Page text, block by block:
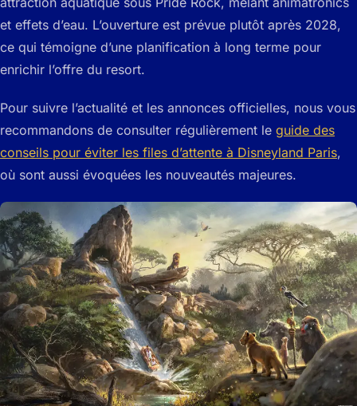
et effets d’eau. L’ouverture est prévue plutôt après 2028,
ce qui témoigne d’une planification à long terme pour
enrichir l’offre du resort.
Pour suivre l’actualité et les annonces officielles, nous vous
recommandons de consulter régulièrement le guide des
conseils pour éviter les files d’attente à Disneyland Paris,
où sont aussi évoquées les nouveautés majeures.